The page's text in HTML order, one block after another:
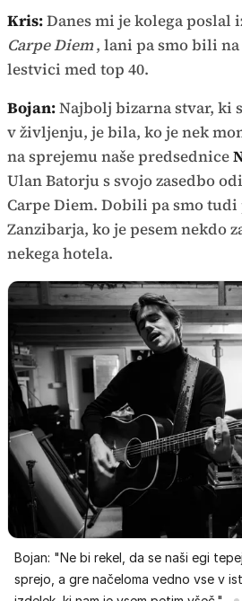
Kris:Danes mi je kolega poslal
Carpe Diem, lani pa smo bili
lestvici med top 40.
Bojan:Najbolj bizarna stvar, ki
v življenju, je bila, ko je nek
na sprejemu naše predsednice
Ulan Batorju s svojo zasedbo
Carpe Diem. Dobili pa smo tudi
Zanzibarja, ko je pesem nekdo
nekega hotela.
Bojan: "Ne bi rekel, da se naši egi
sprejo, a gre načeloma vedno vse v